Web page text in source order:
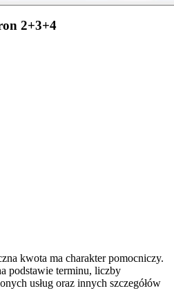
2+3+4
kwota ma charakter pomocniczy.
podstawie terminu, liczby
usług oraz innych szczegółów